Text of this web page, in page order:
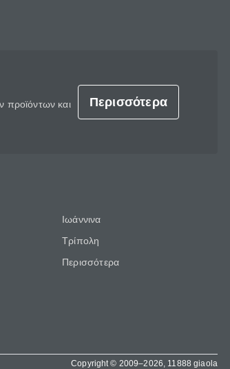
προϊόντων και
Περισσότερα
Ιωάννινα
Τρίπολη
Περισσότερα
Copyright © 2009–2026, 11888 giaola